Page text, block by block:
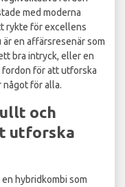
med moderna
rykte för excellens
en affärsresenär som
bra intryck, eller en
för att utforska
något för alla.
och
utforska
en hybridkombi som